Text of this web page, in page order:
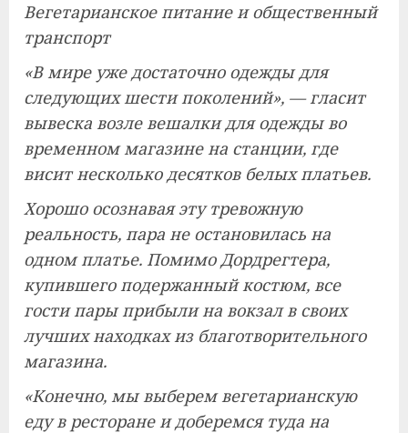
Вегетарианское питание и общественный
транспорт
«В мире уже достаточно одежды для
следующих шести поколений», — гласит
вывеска возле вешалки для одежды во
временном магазине на станции, где
висит несколько десятков белых платьев.
Хорошо осознавая эту тревожную
реальность, пара не остановилась на
одном платье. Помимо Дордрегтера,
купившего подержанный костюм, все
гости пары прибыли на вокзал в своих
лучших находках из благотворительного
магазина.
«Конечно, мы выберем вегетарианскую
еду в ресторане и доберемся туда на